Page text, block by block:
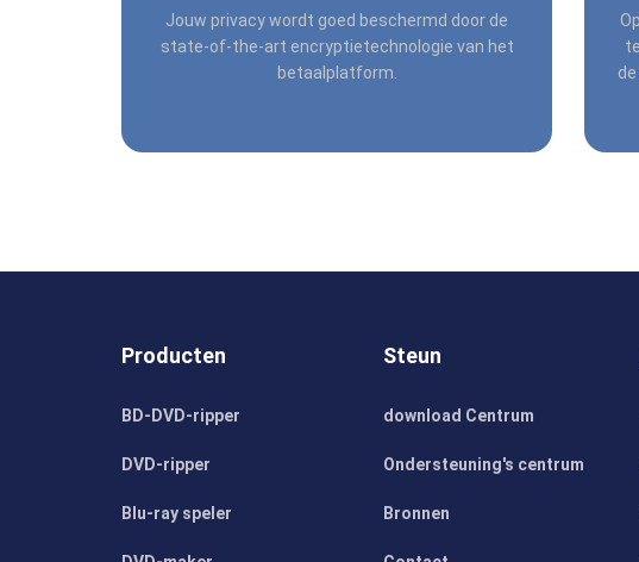
Jouw privacy wordt goed beschermd door de
state-of-the-art encryptietechnologie van het
betaalplatform.
Producten
BD-DVD-ripper
DVD-ripper
Blu-ray speler
Steun
download Centrum
Ondersteuning's centrum
Bronnen